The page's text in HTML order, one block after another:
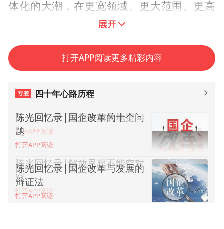
体化的大潮，在更宽领域、更大范围、更高
层次参与国际分工与交换，实现互惠互利、
们必须转变观念，转变思路，转身向北，变
“背靠大海”为“面向大海”，把工作的着力点
放到港口的建设上，放到临港产业区的发展
农业开发为以港兴区、以港带园、陆海统
筹、配套联动；变低层次的土地利用为高效
集约建设，通过发展高效生态农业、环境友
好型工业、高端服务产业，把沉睡千年的土
地开发出来，高效利用起来，实现科学发
打开APP阅读更多精彩内容
四十年心路历程
陈光回忆录|思想解放天地宽
打开APP阅读
陈光回忆录|解放思想不能空对
空
打开APP阅读
陈光回忆录|国企改革的十个问
题
打开APP阅读
陈光回忆录|国企改革与发展的
辩证法
打开APP阅读